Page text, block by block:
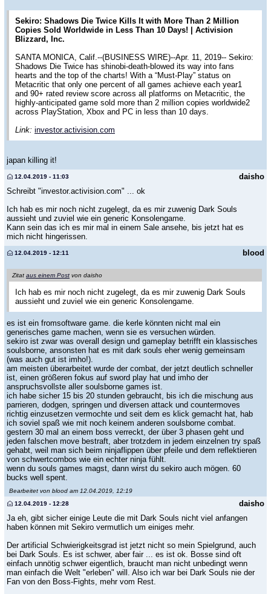
Sekiro: Shadows Die Twice Kills It with More Than 2 Million
Copies Sold Worldwide in Less Than 10 Days! | Activision
Blizzard, Inc.
SANTA MONICA, Calif.--(BUSINESS WIRE)--Apr. 11, 2019-- Sekiro:
Shadows Die Twice has shinobi-death-blowed its way into fans
hearts and the top of the charts! With a “Must-Play” status on
Metacritic that only one percent of all games achieve each year1
and 90+ rated review score across all platforms on Metacritic, the
highly-anticipated game sold more than 2 million copies worldwide2
across PlayStation, Xbox and PC in less than 10 days.
Link: investor.activision.com
japan killing it!
daisho
12.04.2019 - 11:03
Schreibt "investor.activision.com" ... ok
Ich hab es mir noch nicht zugelegt, da es mir zuwenig Dark Souls
aussieht und zuviel wie ein generic Konsolengame.
Kann sein das ich es mir mal in einem Sale ansehe, bis jetzt hat es
mich nicht hingerissen.
blood
12.04.2019 - 12:11
Zitat aus einem Post von daisho
Ich hab es mir noch nicht zugelegt, da es mir zuwenig Dark Souls
aussieht und zuviel wie ein generic Konsolengame.
es ist ein fromsoftware game. die kerle könnten nicht mal ein
generisches game machen, wenn sie es versuchen würden.
sekiro ist zwar was overall design und gameplay betrifft ein klassisches
soulsborne, ansonsten hat es mit dark souls eher wenig gemeinsam
(was auch gut ist imho!).
am meisten überarbeitet wurde der combat, der jetzt deutlich schneller
ist, einen größeren fokus auf sword play hat und imho der
anspruchsvollste aller soulsborne games ist.
ich habe sicher 15 bis 20 stunden gebraucht, bis ich die mischung aus
parrieren, dodgen, springen und diversen attack und countermoves
richtig einzusetzen vermochte und seit dem es klick gemacht hat, hab
ich soviel spaß wie mit noch keinem anderen soulsborne combat.
gestern 30 mal an einem boss verreckt, der über 3 phasen geht und
jeden falschen move bestraft, aber trotzdem in jedem einzelnen try spaß
gehabt, weil man sich beim ninjaflippen über pfeile und dem reflektieren
von schwertcombos wie ein echter ninja fühlt.
wenn du souls games magst, dann wirst du sekiro auch mögen. 60
bucks well spent.
Bearbeitet von blood am 12.04.2019, 12:19
daisho
12.04.2019 - 12:28
Ja eh, gibt sicher einige Leute die mit Dark Souls nicht viel anfangen
haben können mit Sekiro vermutlich um einiges mehr.
Der artificial Schwierigkeitsgrad ist jetzt nicht so mein Spielgrund, auch
bei Dark Souls. Es ist schwer, aber fair ... es ist ok. Bosse sind oft
einfach unnötig schwer eigentlich, braucht man nicht unbedingt wenn
man einfach die Welt "erleben" will. Also ich war bei Dark Souls nie der
Fan von den Boss-Fights, mehr vom Rest.